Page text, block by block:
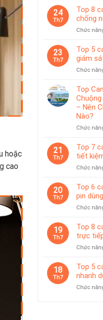
hoặc
cao
24
Th7
Top 8
chống
Chức
23
Th7
Top 5
giám
Chức
Top
– Nên
Nào?
Chức
21
Th7
Top 7
tiết
Chức
20
Th7
Top 6
pin
Chức
19
Th7
Top 8
trực
Chức
18
Th7
Top 5
nhanh
Chức